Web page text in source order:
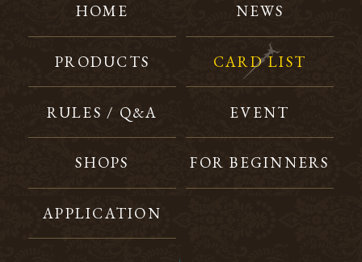
HOME NEWS
PRODUCTS CARD LIST
RULES / Q&A EVENT
SHOPS FOR BEGINNERS
APPLICATION